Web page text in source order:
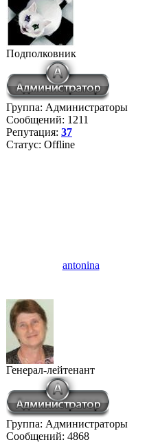
Подполковник
Группа: Администраторы
Сообщений: 1211
Репутация: 37
Статус: Offline
antonina
Генерал-лейтенант
Группа: Администраторы
Сообщений: 4868